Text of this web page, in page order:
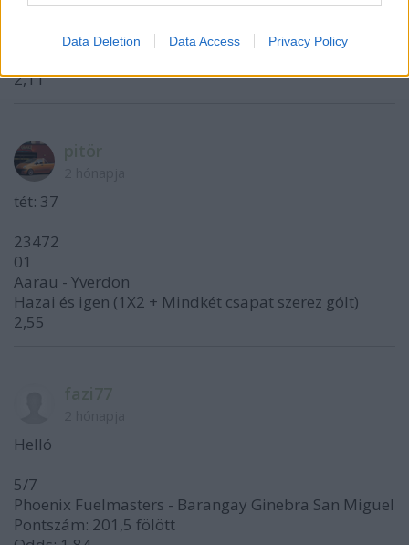
Data Deletion Data Access Privacy Policy
Igen és több, mint 2,5 (Mindkét csapat szerez gólt +
2,11
tét: 37
23472
01
Aarau - Yverdon
Hazai és igen (1X2 + Mindkét csapat szerez gólt)
2,55
Helló
5/7
Phoenix Fuelmasters - Barangay Ginebra San Miguel
Pontszám: 201,5 fölött